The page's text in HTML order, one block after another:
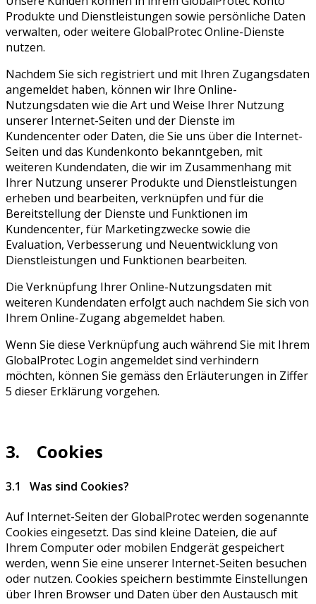
Produkte und Dienstleistungen sowie persönliche Daten
verwalten, oder weitere GlobalProtec Online-Dienste
nutzen.
Nachdem Sie sich registriert und mit Ihren Zugangsdaten
angemeldet haben, können wir Ihre Online-
Nutzungsdaten wie die Art und Weise Ihrer Nutzung
unserer Internet-Seiten und der Dienste im
Kundencenter oder Daten, die Sie uns über die Internet-
Seiten und das Kundenkonto bekanntgeben, mit
weiteren Kundendaten, die wir im Zusammenhang mit
Ihrer Nutzung unserer Produkte und Dienstleistungen
erheben und bearbeiten, verknüpfen und für die
Bereitstellung der Dienste und Funktionen im
Kundencenter, für Marketingzwecke sowie die
Evaluation, Verbesserung und Neuentwicklung von
Dienstleistungen und Funktionen bearbeiten.
Die Verknüpfung Ihrer Online-Nutzungsdaten mit
weiteren Kundendaten erfolgt auch nachdem Sie sich von
Ihrem Online-Zugang abgemeldet haben.
Wenn Sie diese Verknüpfung auch während Sie mit Ihrem
GlobalProtec Login angemeldet sind verhindern
möchten, können Sie gemäss den Erläuterungen in Ziffer
5 dieser Erklärung vorgehen.
3. Cookies
3.1 Was sind Cookies?
Auf Internet-Seiten der GlobalProtec werden sogenannte
Cookies eingesetzt. Das sind kleine Dateien, die auf
Ihrem Computer oder mobilen Endgerät gespeichert
werden, wenn Sie eine unserer Internet-Seiten besuchen
oder nutzen. Cookies speichern bestimmte Einstellungen
über Ihren Browser und Daten über den Austausch mit